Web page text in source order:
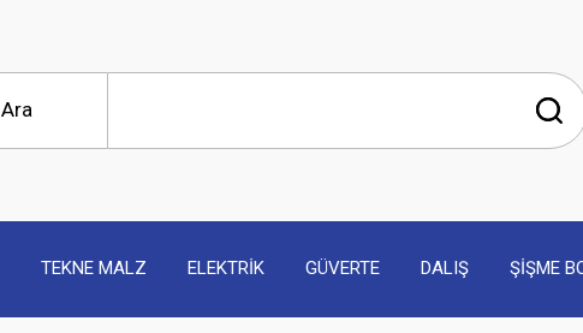
TEKNE MALZ ELEKTRİK GÜVERTE DALIŞ ŞİŞME